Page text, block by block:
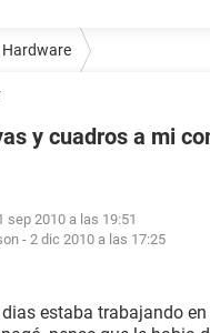
Hardware
y cuadros a mi
sep 2010 a las 19:51
-2 dic 2010 a las 17:25
estaba trabajando